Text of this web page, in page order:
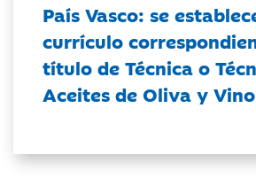
País Vasco: se
currículo
título de Técnica o
Aceites de Oliva y